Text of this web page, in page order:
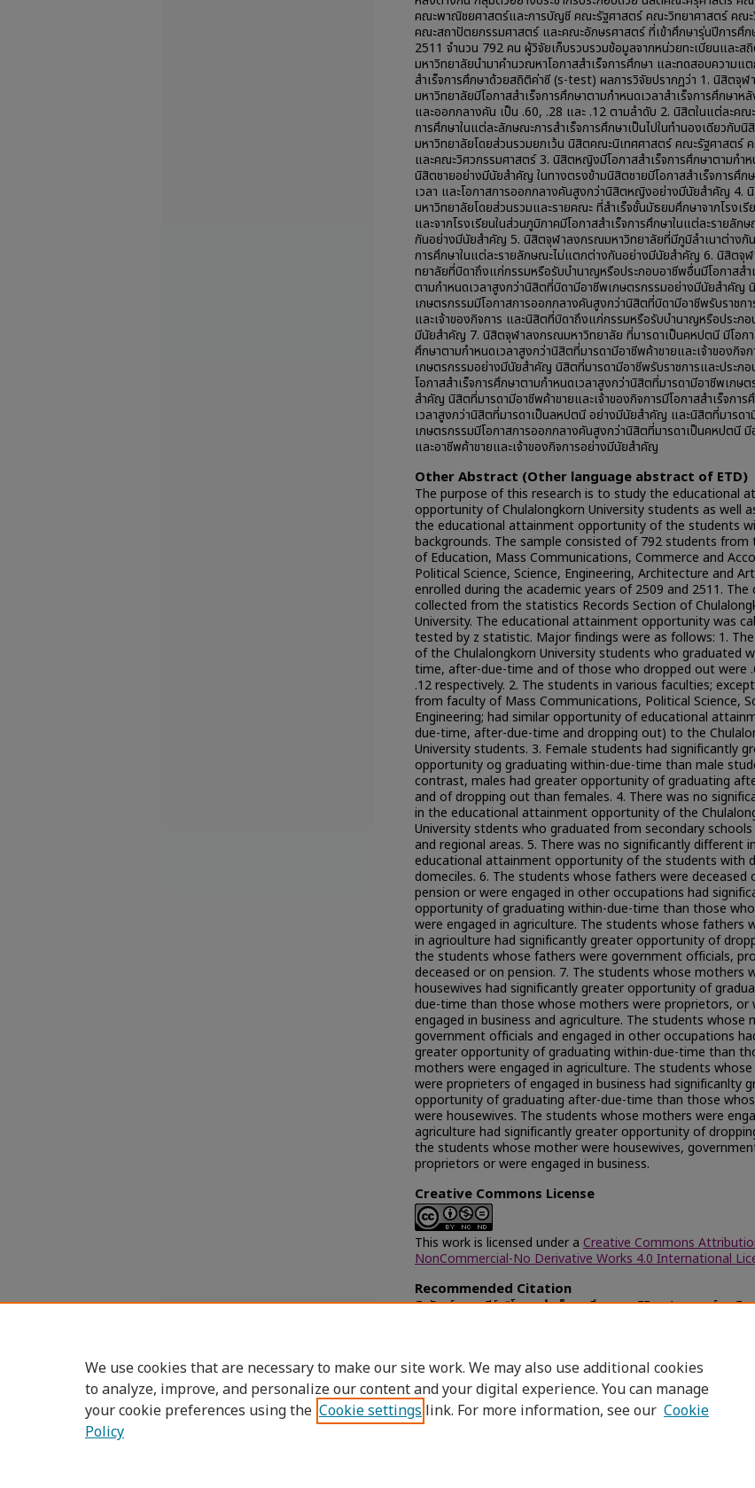
คณะพาณิชยศาสตร์และการบัญชี คณะรัฐศาสตร์ คณะวิทยาศาสตร์ คณะ
คณะสถาปัตยกรรมศาสตร์ และคณะอักษรศาสตร์ ที่เข้าศึกษารุ่นปีการศึ
2511 จำนวน 792 คน ผู้วิจัยเก็บรวบรวมข้อมูลจากหน่วยทะเบียนและ
มหาวิทยาลัยนำมาคำนวณหาโอกาสสำเร็จการศึกษา และทดสอบความแ
สำเร็จการศึกษาด้วยสถิติค่าซี (s-test) ผลการวิจัยปรากฎว่า 1. นิสิตจุ
มหาวิทยาลัยมีโอกาสสำเร็จการศึกษาตามกำหนดเวลาสำเร็จการศึกษาห
และออกกลางคัน เป็น .60, .28 และ .12 ตามลำดับ 2. นิสิตในแต่ละคณะ
การศึกษาในแต่ละลักษณะการสำเร็จการศึกษาเป็นไปในทำนองเดียวกับ
มหาวิทยาลัยโดยส่วนรวมยกเว้น นิสิตคณะนิเทศศาสตร์ คณะรัฐศาสตร์
และคณะวิศวกรรมศาสตร์ 3. นิสิตหญิงมีโอกาสสำเร็จการศึกษาตามกำห
นิสิตชายอย่างมีนัยสำคัญ ในทางตรงข้ามนิสิตชายมีโอกาสสำเร็จการศึก
เวลา และโอกาสการออกกลางคันสูงกว่านิสิตหญิงอย่างมีนัยสำคัญ 4.
มหาวิทยาลัยโดยส่วนรวมและรายคณะ ที่สำเร็จชั้นมัธยมศึกษาจากโรงเรี
และจากโรงเรียนในส่วนภูมิภาคมีโอกาสสำเร็จการศึกษาในแต่ละรายลัก
กันอย่างมีนัยสำคัญ 5. นิสิตจุฬาลงกรณมหาวิทยาลัยที่มีภูมิลำเนาต่างกัน
การศึกษาในแต่ละรายลักษณะไม่แตกต่างกันอย่างมีนัยสำคัญ 6. นิสิตจุ
ทยาลัยที่บิดาถึงแก่กรรมหรือรับบำนาญหรือประกอบอาชีพอื่นมีโอกาสสำ
ตามกำหนดเวลาสูงกว่านิสิตที่บิดามีอาชีพเกษตรกรรมอย่างมีนัยสำคัญ
เกษตรกรรมมีโอกาสการออกกลางคันสูงกว่านิสิตที่บิดามีอาชีพรับราชก
และเจ้าของกิจการ และนิสิตที่บิดาถึงแก่กรรมหรือรับบำนาญหรือประก
มีนัยสำคัญ 7. นิสิตจุฬาลงกรณมหาวิทยาลัย ที่มารดาเป็นคหปตนี มีโอกา
ศึกษาตามกำหนดเวลาสูงกว่านิสิตที่มารดามีอาชีพค้าขายและเจ้าของกิจ
เกษตรกรรมอย่างมีนัยสำคัญ นิสิตที่มารดามีอาชีพรับราชการและประก
โอกาสสำเร็จการศึกษาตามกำหนดเวลาสูงกว่านิสิตที่มารดามีอาชีพเกษ
สำคัญ นิสิตที่มารดามีอาชีพค้าขายและเจ้าของกิจการมีโอกาสสำเร็จกา
เวลาสูงกว่านิสิตที่มารดาเป็นลหปตนี อย่างมีนัยสำคัญ และนิสิตที่มารดา
เกษตรกรรมมีโอกาสการออกกลางคันสูงกว่านิสิตที่มารดาเป็นคหปตนี มี
และอาชีพค้าขายและเจ้าของกิจการอย่างมีนัยสำคัญ
Other Abstract (Other language abstract of ETD)
The purpose of this research is to study the educational
opportunity of Chulalongkorn University students as well
the educational attainment opportunity of the students
backgrounds. The sample consisted of 792 students from
of Education, Mass Communications, Commerce and
Political Science, Science, Engineering, Architecture and
enrolled during the academic years of 2509 and 2511. The
collected from the statistics Records Section of
University. The educational attainment opportunity was
tested by z statistic. Major findings were as follows: 1.
of the Chulalongkorn University students who graduated
time, after-due-time and of those who dropped out were
.12 respectively. 2. The students in various faculties;
from faculty of Mass Communications, Political Science,
Engineering; had similar opportunity of educational
due-time, after-due-time and dropping out) to the
University students. 3. Female students had significantly
opportunity og graduating within-due-time than male
contrast, males had greater opportunity of graduating
and of dropping out than females. 4. There was no
in the educational attainment opportunity of the
University stdents who graduated from secondary
and regional areas. 5. There was no significantly different
educational attainment opportunity of the students with
domeciles. 6. The students whose fathers were deceased
pension or were engaged in other occupations had
opportunity of graduating within-due-time than those
were engaged in agriculture. The students whose fathers
in agrioulture had significantly greater opportunity of
the students whose fathers were government officials,
deceased or on pension. 7. The students whose mothers
housewives had significantly greater opportunity of
due-time than those whose mothers were proprietors, or
engaged in business and agriculture. The students whose
government officials and engaged in other occupations
greater opportunity of graduating within-due-time than
mothers were engaged in agriculture. The students
were proprieters of engaged in business had significanlty
opportunity of graduating after-due-time than those
were housewives. The students whose mothers were
agriculture had significantly greater opportunity of
the students whose mother were housewives,
proprietors or were engaged in business.
Creative Commons License
This work is licensed under a Creative Commons
NonCommercial-No Derivative Works 4.0 International
Recommended Citation
ดิสวัฒน์, เสาวนีย์, "โอกาสสำเร็จการศึกษาของนิสิตจุฬาลงกรณ์มหาวิ
We use cookies that are necessary to make our site work. We may also use additional cookies
to analyze, improve, and personalize our content and your digital experience. You can manage
your cookie preferences using the Cookie settings link. For more information, see our Cookie
Policy